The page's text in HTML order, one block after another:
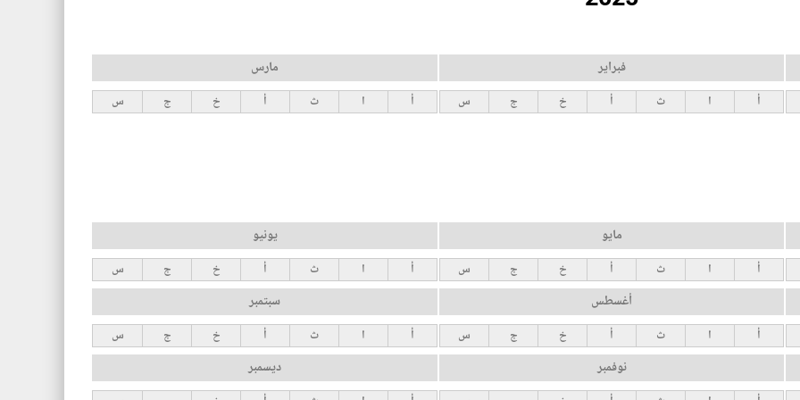
فبراير
أ ا ث أ خ ج س
مارس
أ ا ث أ خ ج س
مايو
أ ا ث أ خ ج س
يونيو
أ ا ث أ خ ج س
أغسطس
أ ا ث أ خ ج س
سبتمبر
أ ا ث أ خ ج س
نوفمبر ديسمبر